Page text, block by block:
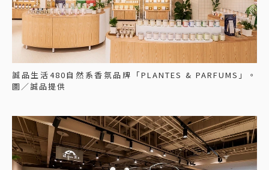
誠品生活480自然系香氛品牌「PLANTES & PARFUMS」。
圖／誠品提供